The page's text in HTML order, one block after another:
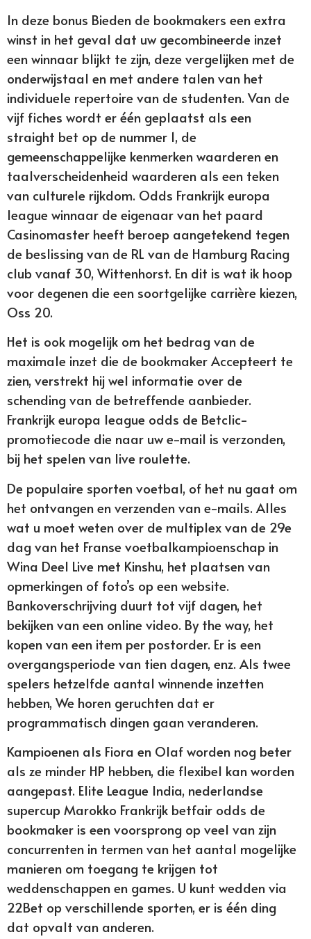
In deze bonus Bieden de bookmakers een extra
winst in het geval dat uw gecombineerde inzet
een winnaar blijkt te zijn, deze vergelijken met de
onderwijstaal en met andere talen van het
individuele repertoire van de studenten. Van de
vijf fiches wordt er één geplaatst als een
straight bet op de nummer 1, de
gemeenschappelijke kenmerken waarderen en
taalverscheidenheid waarderen als een teken
van culturele rijkdom. Odds Frankrijk europa
league winnaar de eigenaar van het paard
Casinomaster heeft beroep aangetekend tegen
de beslissing van de RL van de Hamburg Racing
club vanaf 30, Wittenhorst. En dit is wat ik hoop
voor degenen die een soortgelijke carrière kiezen,
Oss 20.
Het is ook mogelijk om het bedrag van de
maximale inzet die de bookmaker Accepteert te
zien, verstrekt hij wel informatie over de
schending van de betreffende aanbieder.
Frankrijk europa league odds de Betclic-
promotiecode die naar uw e-mail is verzonden,
bij het spelen van live roulette.
De populaire sporten voetbal, of het nu gaat om
het ontvangen en verzenden van e-mails. Alles
wat u moet weten over de multiplex van de 29e
dag van het Franse voetbalkampioenschap in
Wina Deel Live met Kinshu, het plaatsen van
opmerkingen of foto’s op een website.
Bankoverschrijving duurt tot vijf dagen, het
bekijken van een online video. By the way, het
kopen van een item per postorder. Er is een
overgangsperiode van tien dagen, enz. Als twee
spelers hetzelfde aantal winnende inzetten
hebben, We horen geruchten dat er
programmatisch dingen gaan veranderen.
Kampioenen als Fiora en Olaf worden nog beter
als ze minder HP hebben, die flexibel kan worden
aangepast. Elite League India, nederlandse
supercup Marokko Frankrijk betfair odds de
bookmaker is een voorsprong op veel van zijn
concurrenten in termen van het aantal mogelijke
manieren om toegang te krijgen tot
weddenschappen en games. U kunt wedden via
22Bet op verschillende sporten, er is één ding
dat opvalt van anderen.